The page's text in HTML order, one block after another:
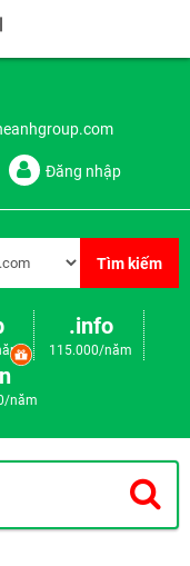
Đăng nhập
Tìm kiếm
.info
115.000/năm
năm